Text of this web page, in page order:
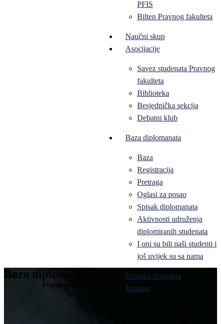
PFIS
Bilten Pravnog fakulteta
Naučni skup
Asocijacije
Savez studenata Pravnog
fakulteta
Biblioteka
Besjednička sekcija
Debatni klub
Baza diplomanata
Baza
Registracija
Pretraga
Oglasi za posao
Spisak diplomanata
Aktivnosti udruženja
diplomiranih studenata
I oni su bili naši studenti i
još uvijek su sa nama
Hronika događaja
Kontakt
Baza diplomanata
Pravni fakultet Univerziteta u Istočnom Sarajevu